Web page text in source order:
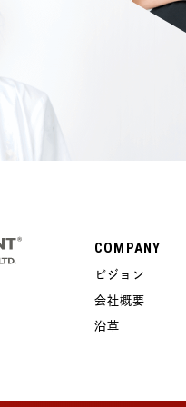
COMPANY
ビジョン
会社概要
沿革